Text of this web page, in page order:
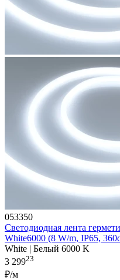
053350
Светодиодная лента
White6000 (8 W/m, IP65,
White | Белый 6000 K
3 29923
₽/м